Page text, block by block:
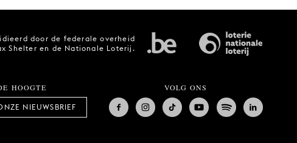
door de federale overheid
Shelter en de Nationale Loterij.
HOOGTE
NIEUWSBRIEF
VOLG ONS